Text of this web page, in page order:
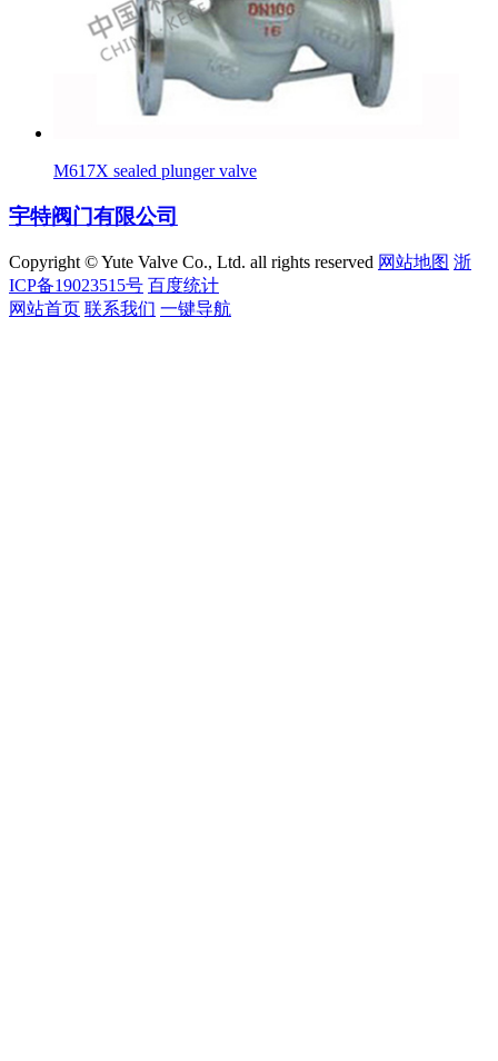
M617X sealed plunger valve
宇特阀门有限公司
Copyright © Yute Valve Co., Ltd. all rights reserved 网站地图 浙
ICP备19023515号 百度统计
网站首页 联系我们 一键导航